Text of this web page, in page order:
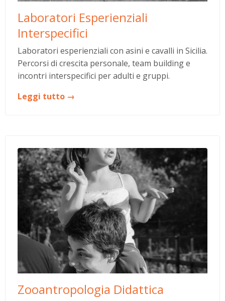
Laboratori Esperienziali
Interspecifici
Laboratori esperienziali con asini e cavalli in Sicilia.
Percorsi di crescita personale, team building e
incontri interspecifici per adulti e gruppi.
Leggi tutto →
Zooantropologia Didattica